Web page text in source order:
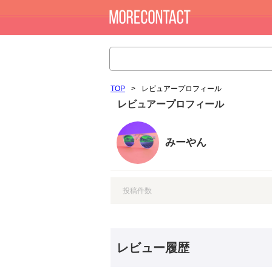
TOP > レビュアープロフィール
レビュアープロフィール
みーやん
投稿件数
レビュー履歴